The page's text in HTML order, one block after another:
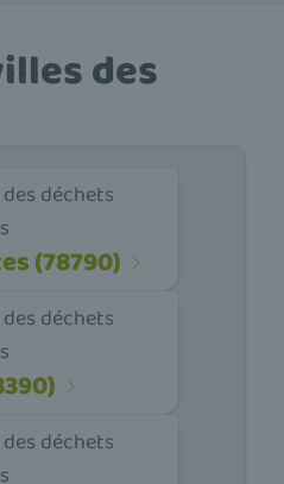
des
déchets
(78790)
déchets
déchets